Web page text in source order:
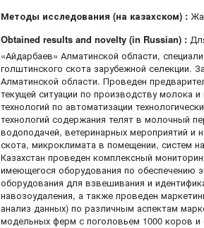
Методы исследования (на казахском) :
Obtained results and novelty (in Russian) :
«Айдарбаев» Алматинской области,
голштинского скота зарубежной селекции.
Алматинской области. Проведен
текущей ситуации по производству молока
технологий по автоматизации
технологий содержания телят в молочный
водоподачей, ветеринарных мероприятий и
скота, микроклимата в помещении, систем
Казахстан проведен комплексный
имеющегося оборудования по обеспечению
оборудования для взвешивания и
навозоудаления, а также проведен
анализ данных) по различным аспектам
модельных ферм с поголовьем 1000 коров и